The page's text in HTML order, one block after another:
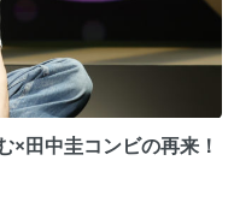
×田中圭コンビの再来！